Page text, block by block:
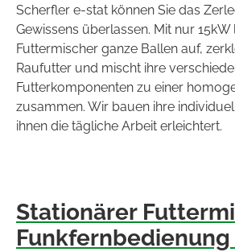
Scherfler e-stat können Sie das
Gewissens überlassen. Mit nur
Futtermischer ganze Ballen auf,
Raufutter und mischt ihre
Futterkomponenten zu einer
zusammen. Wir bauen ihre
ihnen die tägliche Arbeit erleichtert.
Stationärer
Funkfernbedienung |